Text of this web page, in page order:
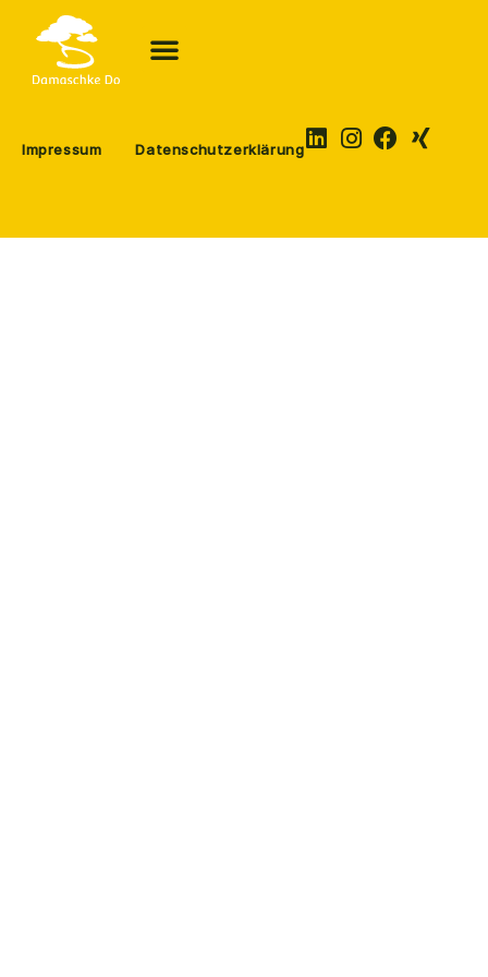
Impressum Datenschutzerklärung